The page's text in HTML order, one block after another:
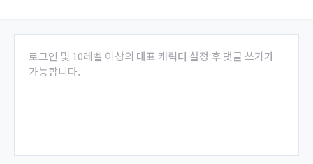
로그인 및 10레벨 이상의 대표 캐릭터 설정 후 댓글 쓰기가
가능합니다.